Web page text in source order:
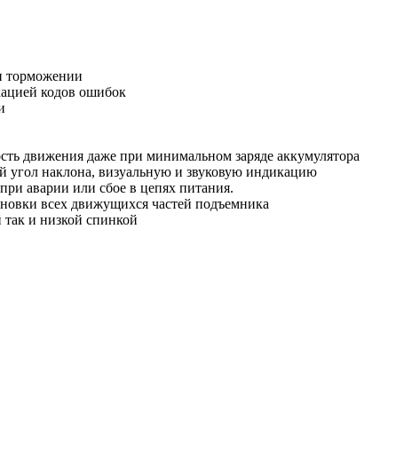
торможении
кодов ошибок
движения даже при минимальном заряде аккумулятора
угол наклона, визуальную и звуковую индикацию
аварии или сбое в цепях питания.
всех движущихся частей подъемника
так и низкой спинкой